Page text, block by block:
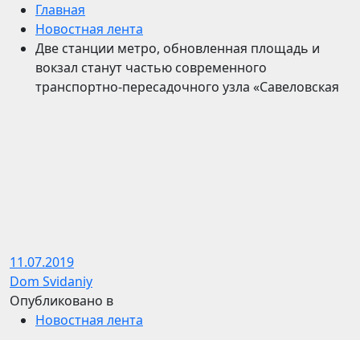
Главная
Новостная лента
Две станции метро, обновленная площадь и
вокзал станут частью современного
транспортно-пересадочного узла «Савеловская
11.07.2019
Dom Svidaniy
Опубликовано в
Новостная лента